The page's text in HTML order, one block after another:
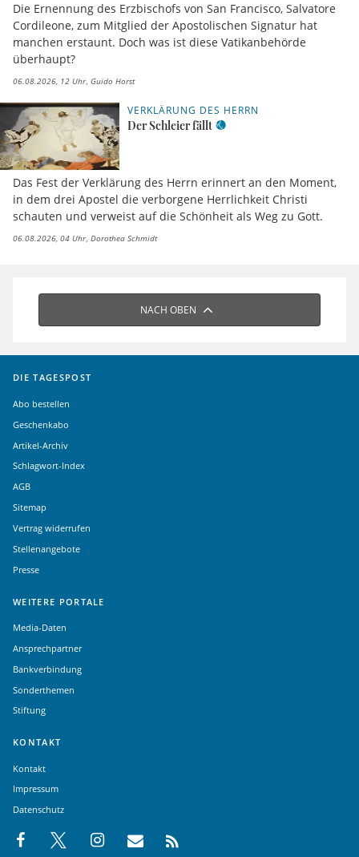
Die Ernennung des Erzbischofs von San Francisco, Salvatore
Cordileone, zum Mitglied der Apostolischen Signatur hat
manchen erstaunt. Doch was ist diese Vatikanbehörde
überhaupt?
06.08.2026, 12 Uhr Guido Horst
VERKLÄRUNG DES HERRN
Der Schleier fällt
Das Fest der Verklärung des Herrn erinnert an den Moment,
in dem drei Apostel die verborgene Herrlichkeit Christi
schauten und verweist auf die Schönheit als Weg zu Gott.
06.08.2026, 04 Uhr Dorothea Schmidt
NACH OBEN
DIE TAGESPOST
Abo bestellen
Geschenkabo
Artikel-Archiv
Schlagwort-Index
AGB
Sitemap
Vertrag widerrufen
Stellenangebote
Presse
WEITERE PORTALE
Media-Daten
Ansprechpartner
Bankverbindung
Sonderthemen
Stiftung
KONTAKT
Kontakt
Impressum
Datenschutz